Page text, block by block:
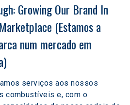
Growing Our Brand In
(Estamos a
num mercado em
serviços aos nossos
combustíveis e, com o